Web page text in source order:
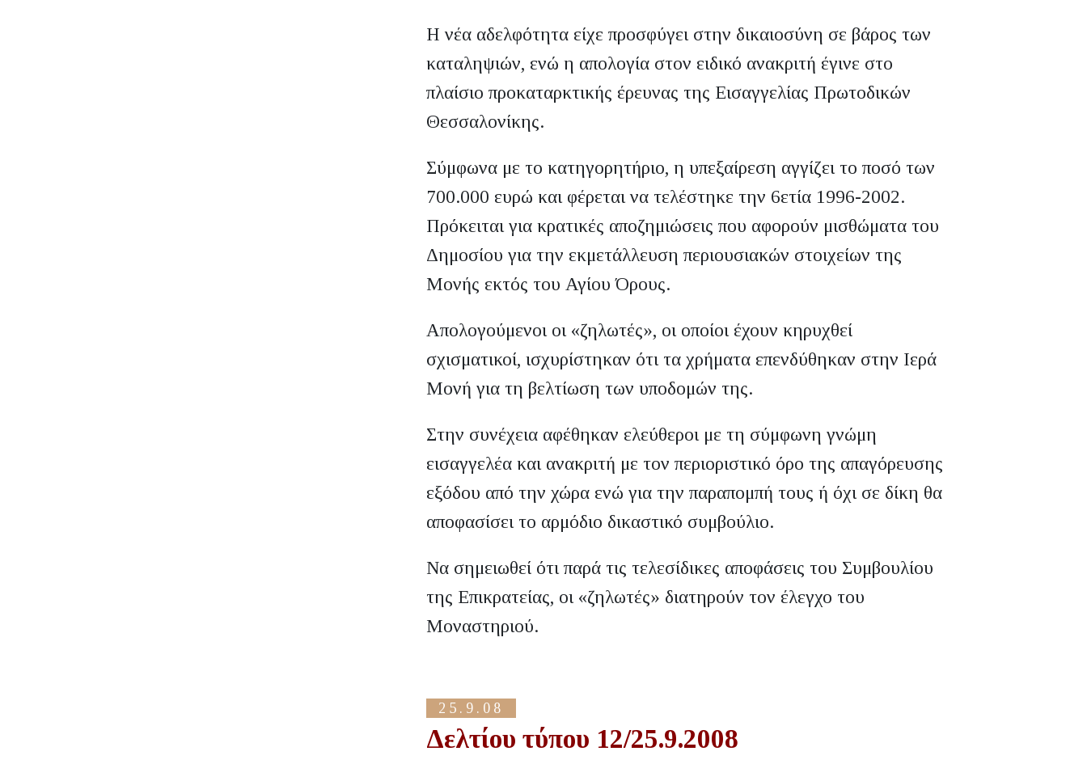
Η νέα αδελφότητα είχε προσφύγει στην δικαιοσύνη σε βάρος των
καταληψιών, ενώ η απολογία στον ειδικό ανακριτή έγινε στο
πλαίσιο προκαταρκτικής έρευνας της Εισαγγελίας Πρωτοδικών
Θεσσαλονίκης.
Σύμφωνα με το κατηγορητήριο, η υπεξαίρεση αγγίζει το ποσό των
700.000 ευρώ και φέρεται να τελέστηκε την 6ετία 1996-2002.
Πρόκειται για κρατικές αποζημιώσεις που αφορούν μισθώματα του
Δημοσίου για την εκμετάλλευση περιουσιακών στοιχείων της
Μονής εκτός του Αγίου Όρους.
Απολογούμενοι οι «ζηλωτές», οι οποίοι έχουν κηρυχθεί
σχισματικοί, ισχυρίστηκαν ότι τα χρήματα επενδύθηκαν στην Ιερά
Μονή για τη βελτίωση των υποδομών της.
Στην συνέχεια αφέθηκαν ελεύθεροι με τη σύμφωνη γνώμη
εισαγγελέα και ανακριτή με τον περιοριστικό όρο της απαγόρευσης
εξόδου από την χώρα ενώ για την παραπομπή τους ή όχι σε δίκη θα
αποφασίσει το αρμόδιο δικαστικό συμβούλιο.
Να σημειωθεί ότι παρά τις τελεσίδικες αποφάσεις του Συμβουλίου
της Επικρατείας, οι «ζηλωτές» διατηρούν τον έλεγχο του
Μοναστηριού.
25.9.08
Δελτίου τύπου 12/25.9.2008